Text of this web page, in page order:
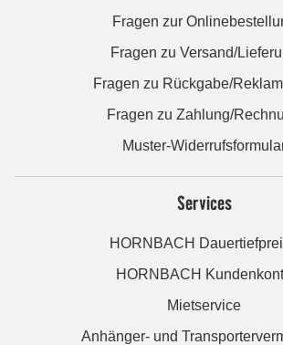
Fragen zur
Fragen zu Versand/
Fragen zu Rückgabe/
Fragen zu Zahlung/
Muster-
Services
HORNBACH
HORNBACH
Mietservice
Anhänger- und